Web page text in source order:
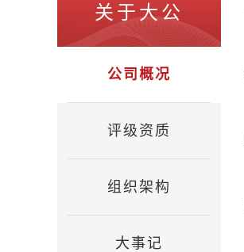
关于大公
公司概况
评级资质
组织架构
大事记